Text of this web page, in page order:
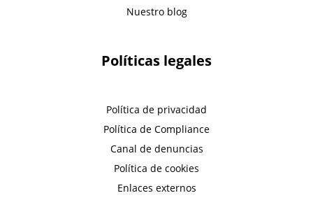
Nuestro blog
Políticas legales
Política de privacidad
Política de Compliance
Canal de denuncias
Política de cookies
Enlaces externos